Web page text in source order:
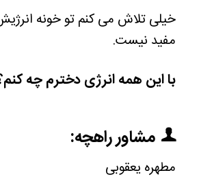
خیلی تلاش می کنم تو خونه
مفید نیست.
با این همه انرژی دخترم چه
مشاور راهچه:
مطهره یعقوبی